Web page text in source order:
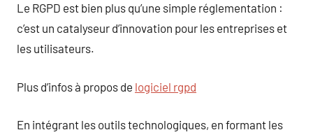
Le RGPD est bien plus qu’une simple réglementation :
c’est un catalyseur d’innovation pour les entreprises et
les utilisateurs.
Plus d’infos à propos de logiciel rgpd
En intégrant les outils technologiques, en formant les